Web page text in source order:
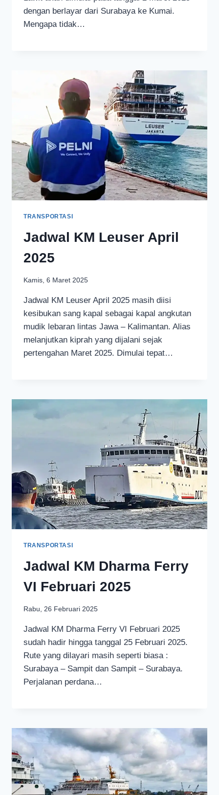
dengan berlayar dari Surabaya ke Kumai.
Mengapa tidak…
TRANSPORTASI
Jadwal KM Leuser April
2025
Kamis, 6 Maret 2025
Jadwal KM Leuser April 2025 masih diisi
kesibukan sang kapal sebagai kapal angkutan
mudik lebaran lintas Jawa – Kalimantan. Alias
melanjutkan kiprah yang dijalani sejak
pertengahan Maret 2025. Dimulai tepat…
TRANSPORTASI
Jadwal KM Dharma Ferry
VI Februari 2025
Rabu, 26 Februari 2025
Jadwal KM Dharma Ferry VI Februari 2025
sudah hadir hingga tanggal 25 Februari 2025.
Rute yang dilayari masih seperti biasa :
Surabaya – Sampit dan Sampit – Surabaya.
Perjalanan perdana…